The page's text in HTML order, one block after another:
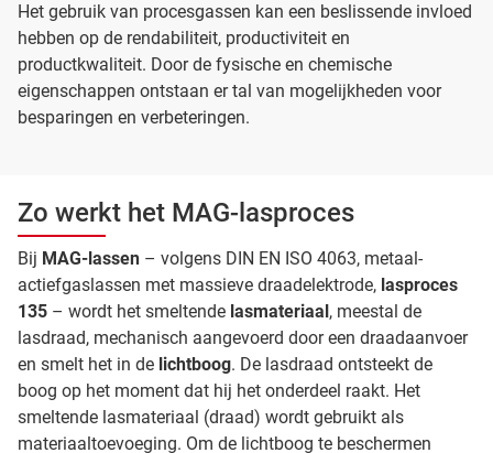
Het gebruik van procesgassen kan een beslissende invloed
hebben op de rendabiliteit, productiviteit en
productkwaliteit. Door de fysische en chemische
eigenschappen ontstaan er tal van mogelijkheden voor
besparingen en verbeteringen.
Zo werkt het MAG-lasproces
Bij MAG-lassen – volgens DIN EN ISO 4063, metaal-
actiefgaslassen met massieve draadelektrode, lasproces
135 – wordt het smeltende lasmateriaal , meestal de
lasdraad, mechanisch aangevoerd door een draadaanvoer
en smelt het in de lichtboog. De lasdraad ontsteekt de
boog op het moment dat hij het onderdeel raakt. Het
smeltende lasmateriaal (draad) wordt gebruikt als
materiaaltoevoeging. Om de lichtboog te beschermen